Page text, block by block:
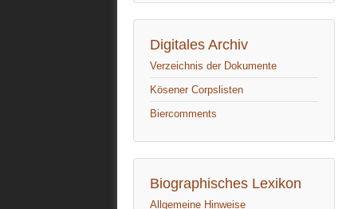
Digitales Archiv
Verzeichnis der Dokumente
Kösener Corpslisten
Biercomments
Biographisches Lexikon
Allgemeine Hinweise